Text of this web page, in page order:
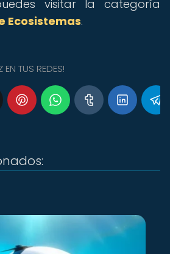
visitar la categoría
Ecosistemas.
EN TUS REDES!